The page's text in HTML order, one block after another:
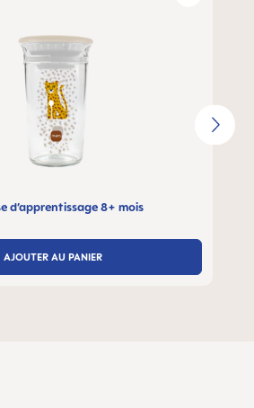
d’apprentissage 8+ mois
AJOUTER AU PANIER